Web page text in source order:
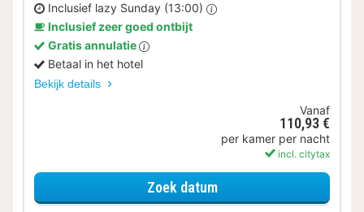
Inclusief lazy Sunday (13:00)
Inclusief zeer goed ontbijt
Gratis annulatie
Betaal in het hotel
Bekijk details
Vanaf
110,93 €
per kamer per nacht
incl. citytax
Zoek datumvoor Later Uitchecken